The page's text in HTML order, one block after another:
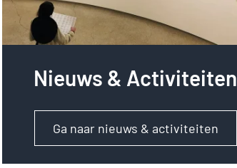
Nieuws & Activiteiten
Ga naar nieuws & activiteiten